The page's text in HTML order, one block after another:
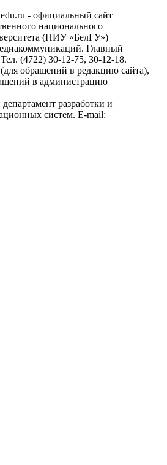
- официальный сайт
национального
(НИУ «БелГУ»)
Главный
(4722) 30-12-75, 30-12-18.
(для обращений в редакцию сайта),
в администрацию
разработки и
систем. E-mail: